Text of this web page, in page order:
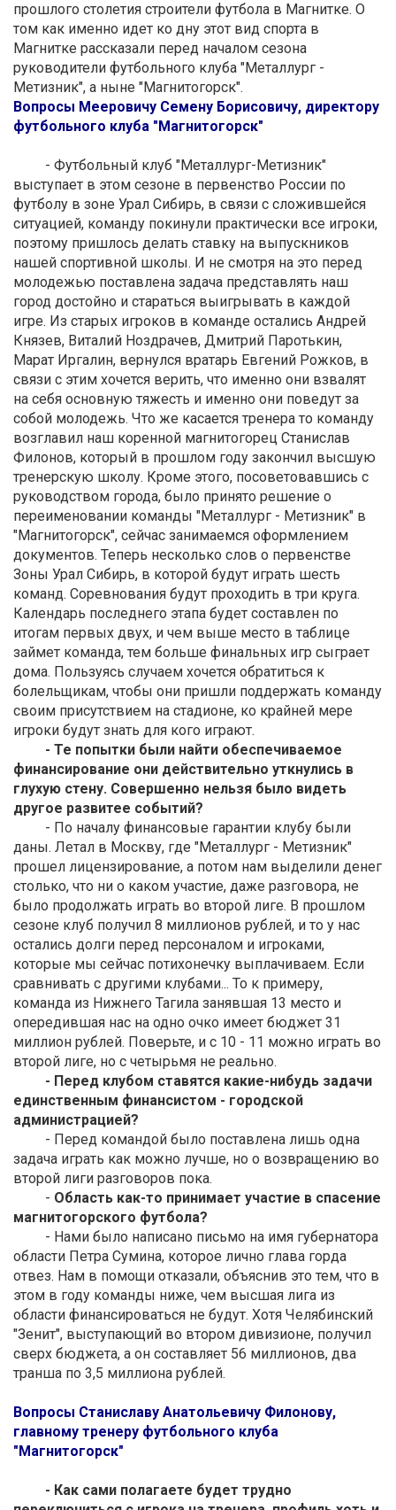
прошлого столетия строители футбола в Магнитке. О
том как именно идет ко дну этот вид спорта в
Магнитке рассказали перед началом сезона
руководители футбольного клуба "Металлург -
Метизник", а ныне "Магнитогорск".
Вопросы Мееровичу Семену Борисовичу, директору
футбольного клуба "Магнитогорск"
- Футбольный клуб "Металлург-Метизник"
выступает в этом сезоне в первенство России по
футболу в зоне Урал Сибирь, в связи с сложившейся
ситуацией, команду покинули практически все игроки,
поэтому пришлось делать ставку на выпускников
нашей спортивной школы. И не смотря на это перед
молодежью поставлена задача представлять наш
город достойно и стараться выигрывать в каждой
игре. Из старых игроков в команде остались Андрей
Князев, Виталий Ноздрачев, Дмитрий Паротькин,
Марат Иргалин, вернулся вратарь Евгений Рожков, в
связи с этим хочется верить, что именно они взвалят
на себя основную тяжесть и именно они поведут за
собой молодежь. Что же касается тренера то команду
возглавил наш коренной магнитогорец Станислав
Филонов, который в прошлом году закончил высшую
тренерскую школу. Кроме этого, посоветовавшись с
руководством города, было принято решение о
переименовании команды "Металлург - Метизник" в
"Магнитогорск", сейчас занимаемся оформлением
документов. Теперь несколько слов о первенстве
Зоны Урал Сибирь, в которой будут играть шесть
команд. Соревнования будут проходить в три круга.
Календарь последнего этапа будет составлен по
итогам первых двух, и чем выше место в таблице
займет команда, тем больше финальных игр сыграет
дома. Пользуясь случаем хочется обратиться к
болельщикам, чтобы они пришли поддержать команду
своим присутствием на стадионе, ко крайней мере
игроки будут знать для кого играют.
- Те попытки были найти обеспечиваемое
финансирование они действительно уткнулись в
глухую стену. Совершенно нельзя было видеть
другое развитее событий?
- По началу финансовые гарантии клубу были
даны. Летал в Москву, где "Металлург - Метизник"
прошел лицензирование, а потом нам выделили денег
столько, что ни о каком участие, даже разговора, не
было продолжать играть во второй лиге. В прошлом
сезоне клуб получил 8 миллионов рублей, и то у нас
остались долги перед персоналом и игроками,
которые мы сейчас потихонечку выплачиваем. Если
сравнивать с другими клубами... То к примеру,
команда из Нижнего Тагила занявшая 13 место и
опередившая нас на одно очко имеет бюджет 31
миллион рублей. Поверьте, и с 10 - 11 можно играть во
второй лиге, но с четырьмя не реально.
- Перед клубом ставятся какие-нибудь задачи
единственным финансистом - городской
администрацией?
- Перед командой было поставлена лишь одна
задача играть как можно лучше, но о возвращению во
второй лиги разговоров пока.
- Область как-то принимает участие в спасение
магнитогорского футбола?
- Нами было написано письмо на имя губернатора
области Петра Сумина, которое лично глава горда
отвез. Нам в помощи отказали, объяснив это тем, что в
этом в году команды ниже, чем высшая лига из
области финансироваться не будут. Хотя Челябинский
"Зенит", выступающий во втором дивизионе, получил
сверх бюджета, а он составляет 56 миллионов, два
транша по 3,5 миллиона рублей.
Вопросы Станиславу Анатольевичу Филонову,
главному тренеру футбольного клуба
"Магнитогорск"
- Как сами полагаете будет трудно